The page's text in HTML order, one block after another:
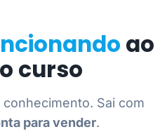
ao
curso
Sai com
para vender.